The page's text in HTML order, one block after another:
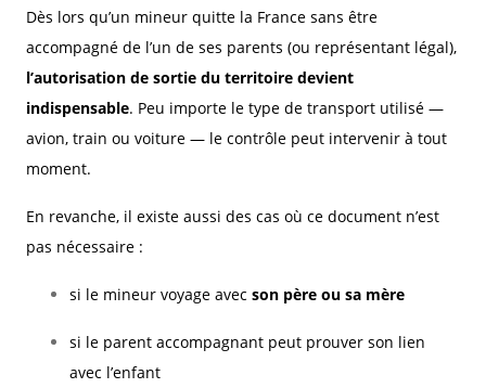
Dès lors qu’un mineur quitte la France sans être
accompagné de l’un de ses parents (ou représentant légal),
l’autorisation de sortie du territoire devient
indispensable. Peu importe le type de transport utilisé —
avion, train ou voiture — le contrôle peut intervenir à tout
moment.
En revanche, il existe aussi des cas où ce document n’est
pas nécessaire :
si le mineur voyage avec son père ou sa mère
si le parent accompagnant peut prouver son lien
avec l’enfant